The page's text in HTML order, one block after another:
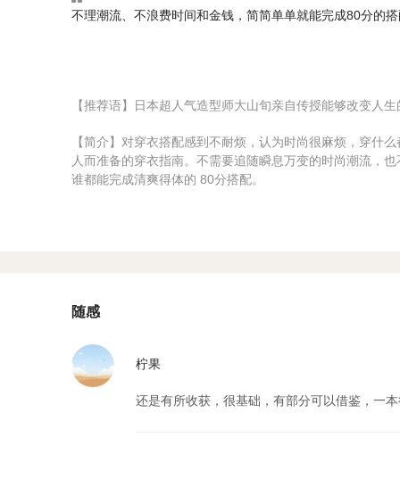
不理潮流、不浪费时间和金钱，简简单单就能完成80分的
【推荐语】日本超人气造型师大山旬亲自传授能够改变人
【简介】对穿衣搭配感到不耐烦，认为时尚很麻烦，穿什
人而准备的穿衣指南。不需要追随瞬息万变的时尚潮流，
谁都能完成清爽得体的 80分搭配。
随感
柠果
还是有所收获，很基础，有部分可以借鉴，一